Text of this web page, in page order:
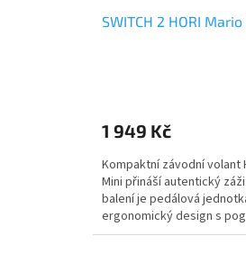
SWITCH 2 HORI
1 949 Kč
Kompaktní závodní volant
Mini přináší autentický
balení je pedálová
ergonomický design s
pro mladší hráče na